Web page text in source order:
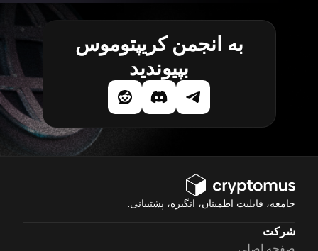
به انجمن کریپتوموس
بپیوندید
جامعه، قابلیت اطمینان، انگیزه، پشتیبانی.
شرکت